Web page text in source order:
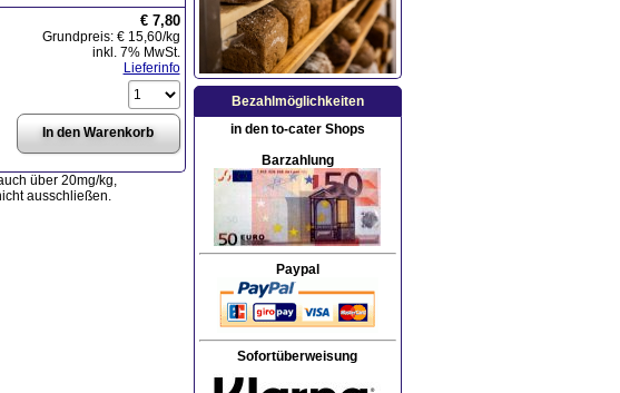
€ 7,80
Grundpreis: € 15,60/kg
inkl. 7% MwSt.
Lieferinfo
über 20mg/kg,
ausschließen.
Bezahlmöglichkeiten
in den to-cater Shops
Barzahlung
Paypal
Sofortüberweisung